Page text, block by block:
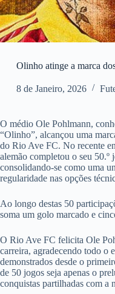
Olinho atinge a marca
8 de Janeiro, 2026
O médio Ole Pohlmann,
“Olinho”, alcançou uma
do Rio Ave FC. No recente
alemão completou o seu
consolidando-se como uma
regularidade nas opções
Ao longo destas 50
soma um golo marcado e
O Rio Ave FC felicita Ole
carreira, agradecendo todo o
demonstrados desde o
de 50 jogos seja apenas o
conquistas partilhadas com a